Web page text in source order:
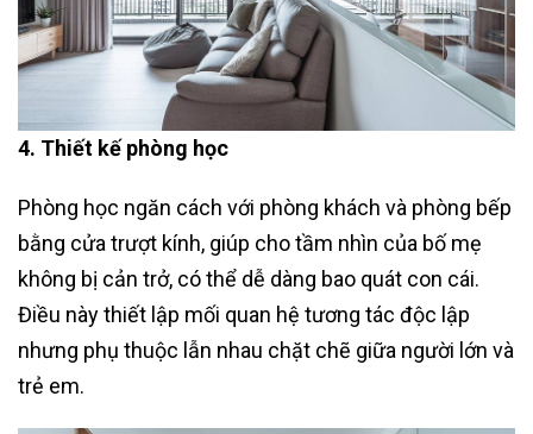
4. Thiết kế phòng học
Phòng học ngăn cách với phòng khách và phòng bếp
bằng cửa trượt kính, giúp cho tầm nhìn của bố mẹ
không bị cản trở, có thể dễ dàng bao quát con cái.
Điều này thiết lập mối quan hệ tương tác độc lập
nhưng phụ thuộc lẫn nhau chặt chẽ giữa người lớn và
trẻ em.